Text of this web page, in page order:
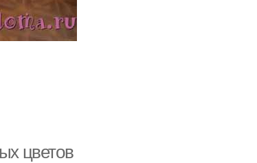
цветов